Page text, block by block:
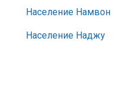
Население Намвон
Население Наджу